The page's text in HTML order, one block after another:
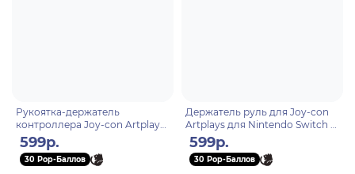
Рукоятка-держатель
контроллера Joy-con Artplays
для Nintendo Switch 2
(экоупаковка)
599р.
30 Pop-Баллов
Держатель руль для Joy-con
Artplays для Nintendo Switch 2
(экоупаковка)
599р.
30 Pop-Баллов